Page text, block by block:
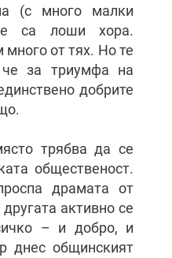
(с много малки
са лоши хора.
от тях. Но те
за триумфа на
добрите
трябва да се
общественост.
драмата от
активно се
– и добро, и
днес общинският